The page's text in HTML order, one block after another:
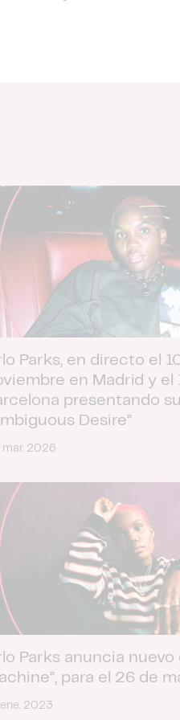
Parks, en directo el
en Madrid y el
presentando
Desire”
2026
Parks anuncia nuevo
para el 26 de
2023